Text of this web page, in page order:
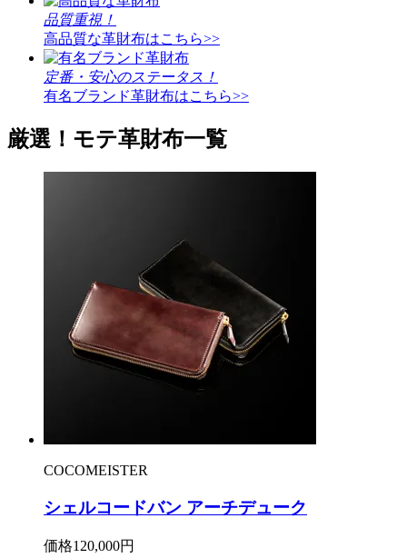
品質重視！
高品質な革財布はこちら>>
定番・安心のステータス！
有名ブランド革財布はこちら>>
厳選！モテ革財布一覧
COCOMEISTER
シェルコードバン アーチデューク
価格120,000円